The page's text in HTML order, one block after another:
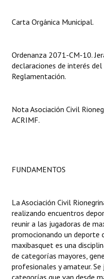
Proyectos Presentados
Actas de Sesión
Actas de Audiencias Públicas
Comunicaciones
Resoluciones
Resoluciones de Presidencia
INSTITUCIONAL
Antiguos Pobladores
Carta Orgánica Municipal.
Ordenanza 2071-CM-10.
declaraciones de interés del
Reglamentación.
Nota Asociación Civil
ACRIMF.
FUNDAMENTOS
La Asociación Civil
realizando encuentros
reunir a las jugadoras de
promocionando un deporte
maxibasquet es una
de categorías mayores,
profesionales y amateur. Se
categorías que van desde